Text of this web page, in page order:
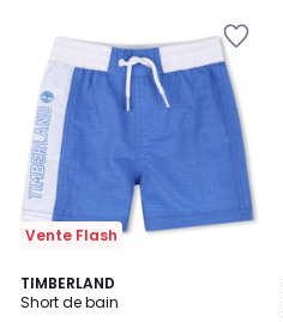
réduction
appliquée.
Vente Flash
TIMBERLAND
Short de bain
2
Couleurs